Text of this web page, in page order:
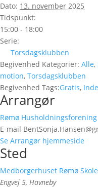
Dato: 13. november 2025
Tidspunkt:
15:00 - 18:00
Serie:
Torsdagsklubben
Begivenhed Kategorier: Alle,
motion, Torsdagsklubben
Begivenhed Tags:Gratis,
Arrangør
Rømø Husholdningsforening
E-mail
Se Arrangør hjemmeside
Sted
Medborgerhuset Rømø Skole
Engvej 5, Havneby